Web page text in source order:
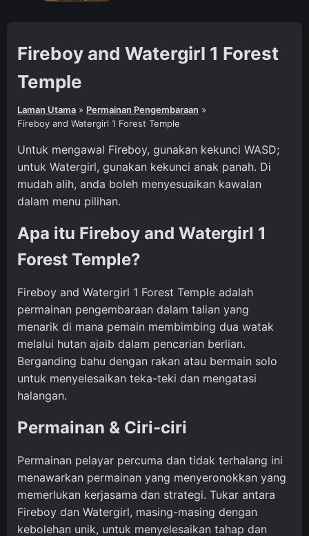
Fireboy and Watergirl 1 Forest
Temple
Laman Utama » Permainan Pengembaraan »
Fireboy and Watergirl 1 Forest Temple
Untuk mengawal Fireboy, gunakan kekunci WASD;
untuk Watergirl, gunakan kekunci anak panah. Di
mudah alih, anda boleh menyesuaikan kawalan
dalam menu pilihan.
Apa itu Fireboy and Watergirl 1
Forest Temple?
Fireboy and Watergirl 1 Forest Temple adalah
permainan pengembaraan dalam talian yang
menarik di mana pemain membimbing dua watak
melalui hutan ajaib dalam pencarian berlian.
Berganding bahu dengan rakan atau bermain solo
untuk menyelesaikan teka-teki dan mengatasi
halangan.
Permainan & Ciri-ciri
Permainan pelayar percuma dan tidak terhalang ini
menawarkan permainan yang menyeronokkan yang
memerlukan kerjasama dan strategi. Tukar antara
Fireboy dan Watergirl, masing-masing dengan
kebolehan unik, untuk menyelesaikan tahap dan